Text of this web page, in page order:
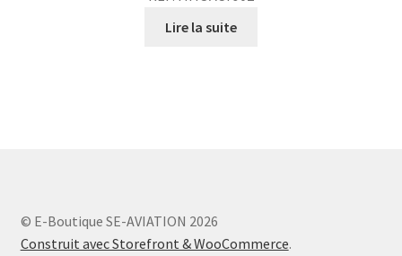
Lire la suite
© E-Boutique SE-AVIATION 2026
Construit avec Storefront & WooCommerce.